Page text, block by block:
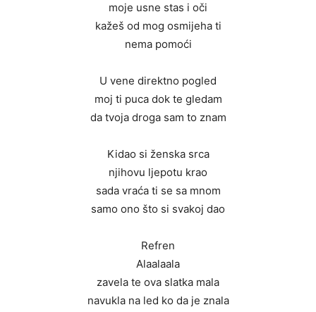
moje usne stas i oči
kažeš od mog osmijeha ti
nema pomoći
U vene direktno pogled
moj ti puca dok te gledam
da tvoja droga sam to znam
Kidao si ženska srca
njihovu ljepotu krao
sada vraća ti se sa mnom
samo ono što si svakoj dao
Refren
Alaalaala
zavela te ova slatka mala
navukla na led ko da je znala